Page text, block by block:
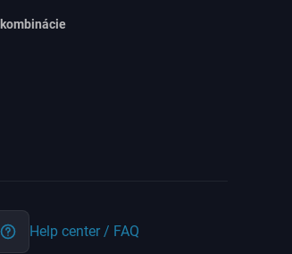
Help center / FAQ